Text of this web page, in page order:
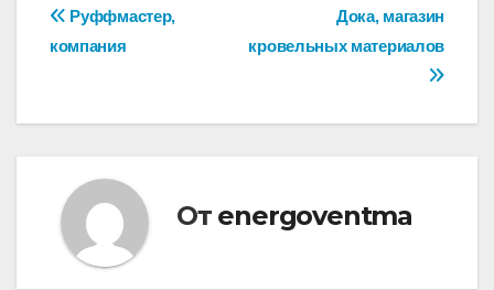
Навигация
записям
Дока, магазин
кровельных материалов
Руффмастер,
компания
От energoventma